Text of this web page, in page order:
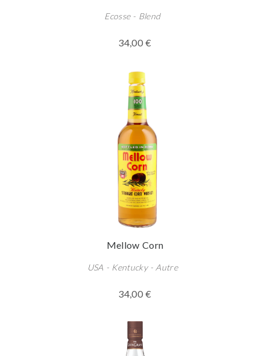
Ecosse - Blend
34,00 €
Mellow Corn
USA - Kentucky - Autre
34,00 €